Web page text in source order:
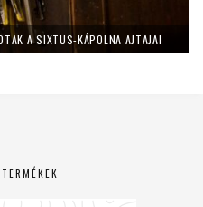
A SIXTUS-KÁPOLNA AJTAJAI